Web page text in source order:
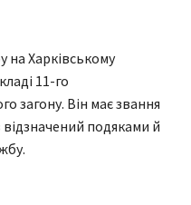
на Харківському
11-го
загону. Він має звання
подяками й